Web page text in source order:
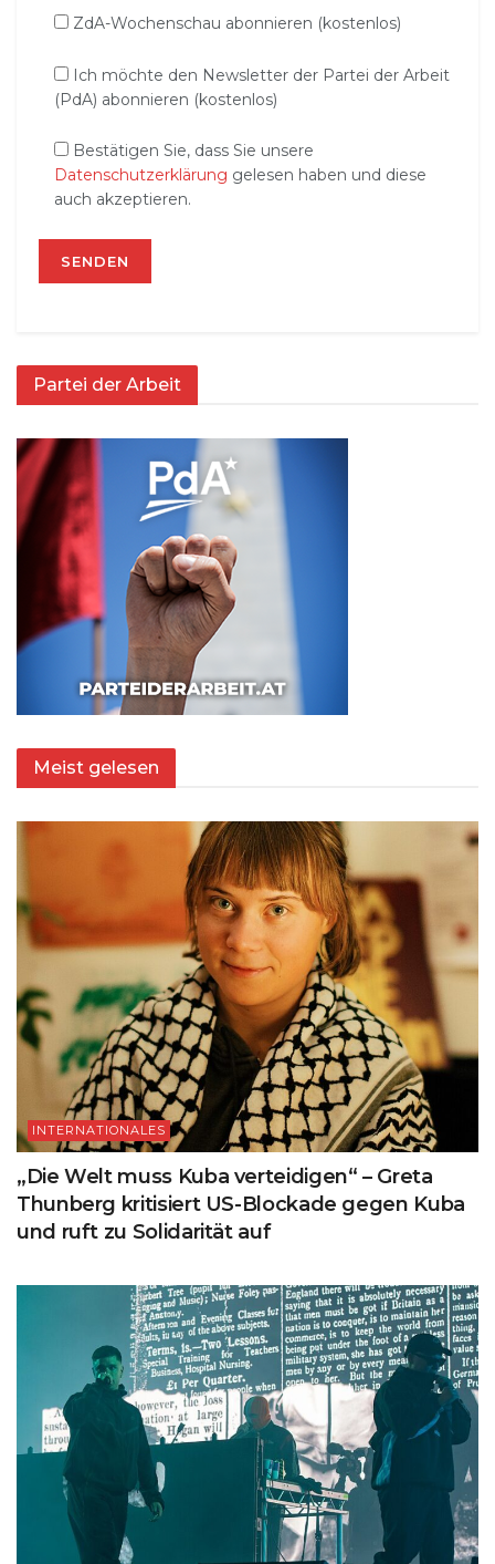
ZdA-Wochenschau abonnieren (kostenlos)
Ich möchte den Newsletter der Partei der Arbeit
(PdA) abonnieren (kostenlos)
Bestätigen Sie, dass Sie unsere
Datenschutzerklärung gelesen haben und diese
auch akzeptieren.
Partei der Arbeit
Meist gelesen
INTERNATIONALES
„Die Welt muss Kuba verteidigen“ – Greta
Thunberg kritisiert US-Blockade gegen Kuba
und ruft zu Solidarität auf